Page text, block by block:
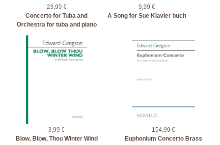
23,99 €
Concerto for Tuba and
Orchestra for tuba and piano
9,99 €
A Song for Sue Klavier buch
3,99 €
Blow, Blow, Thou Winter Wind
154,99 €
Euphonium Concerto Brass